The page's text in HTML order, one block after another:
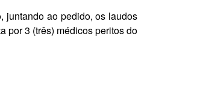
juntando ao pedido, os laudos
por 3 (três) médicos peritos do